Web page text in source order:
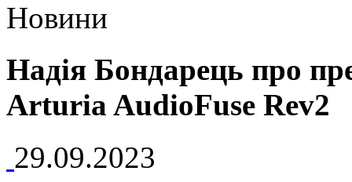
Новини
Надія Бондарець про
Arturia AudioFuse Rev2
29.09.2023